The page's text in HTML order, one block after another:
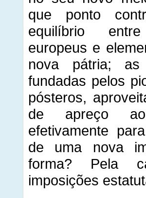
que ponto
equilíbrio
europeus e
nova pátria;
fundadas pelos
pósteros,
de apreço ao
efetivamente
de uma nova
forma? Pela
imposições